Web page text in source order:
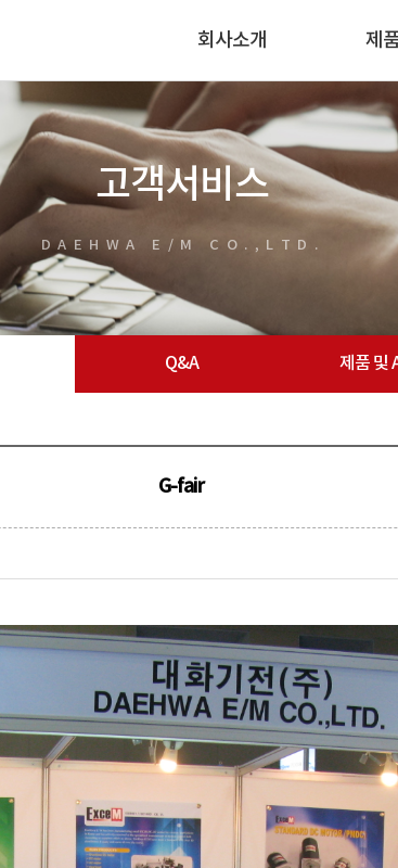
회사소개 제
고객서비스
DAEHWA E/M CO.,LTD.
Q&A 제품 및
G-fair